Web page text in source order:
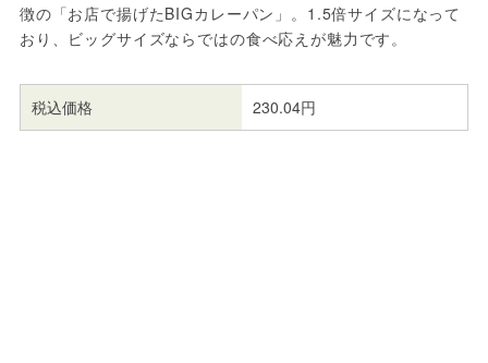
徴の「お店で揚げたBIGカレーパン」。1.5倍サイズになって
おり、ビッグサイズならではの食べ応えが魅力です。
税込価格 230.04円